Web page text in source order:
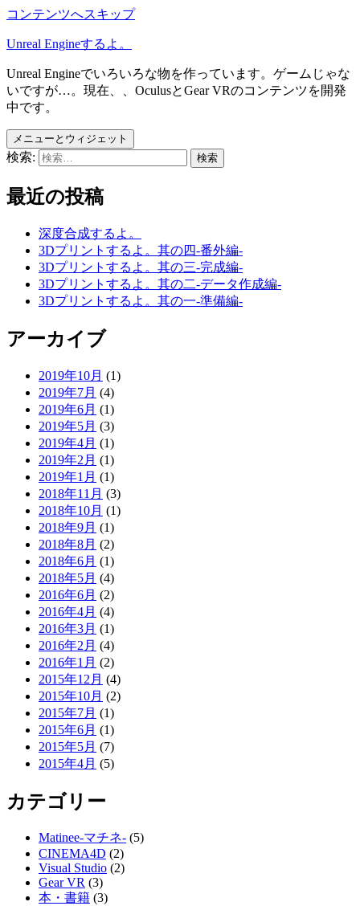
コンテンツへスキップ
Unreal Engineするよ。
Unreal Engineでいろいろな物を作っています。ゲームじゃな
いですが…。現在、、OculusとGear VRのコンテンツを開発
中です。
メニューとウィジェット
検索:
最近の投稿
深度合成するよ。
3Dプリントするよ。其の四-番外編-
3Dプリントするよ。其の三-完成編-
3Dプリントするよ。其の二-データ作成編-
3Dプリントするよ。其の一-準備編-
アーカイブ
2019年10月 (1)
2019年7月 (4)
2019年6月 (1)
2019年5月 (3)
2019年4月 (1)
2019年2月 (1)
2019年1月 (1)
2018年11月 (3)
2018年10月 (1)
2018年9月 (1)
2018年8月 (2)
2018年6月 (1)
2018年5月 (4)
2016年6月 (2)
2016年4月 (4)
2016年3月 (1)
2016年2月 (4)
2016年1月 (2)
2015年12月 (4)
2015年10月 (2)
2015年7月 (1)
2015年6月 (1)
2015年5月 (7)
2015年4月 (5)
カテゴリー
Matinee-マチネ- (5)
CINEMA4D (2)
Visual Studio (2)
Gear VR (3)
本・書籍 (3)